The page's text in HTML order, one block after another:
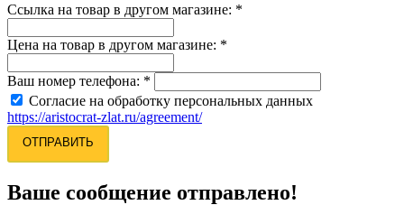
Ссылка на товар в другом магазине: *
Цена на товар в другом магазине: *
Ваш номер телефона: *
Согласие на обработку персональных данных
https://aristocrat-zlat.ru/agreement/
ОТПРАВИТЬ
Ваше сообщение отправлено!